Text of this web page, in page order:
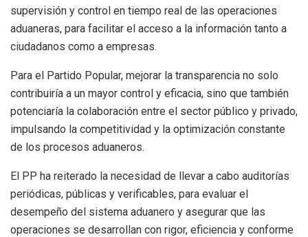
supervisión y control en tiempo real de las operaciones
aduaneras, para facilitar el acceso a la información tanto a
ciudadanos como a empresas.
Para el Partido Popular, mejorar la transparencia no solo
contribuiría a un mayor control y eficacia, sino que también
potenciaría la colaboración entre el sector público y privado,
impulsando la competitividad y la optimización constante
de los procesos aduaneros.
El PP ha reiterado la necesidad de llevar a cabo auditorías
periódicas, públicas y verificables, para evaluar el
desempeño del sistema aduanero y asegurar que las
operaciones se desarrollan con rigor, eficiencia y conforme